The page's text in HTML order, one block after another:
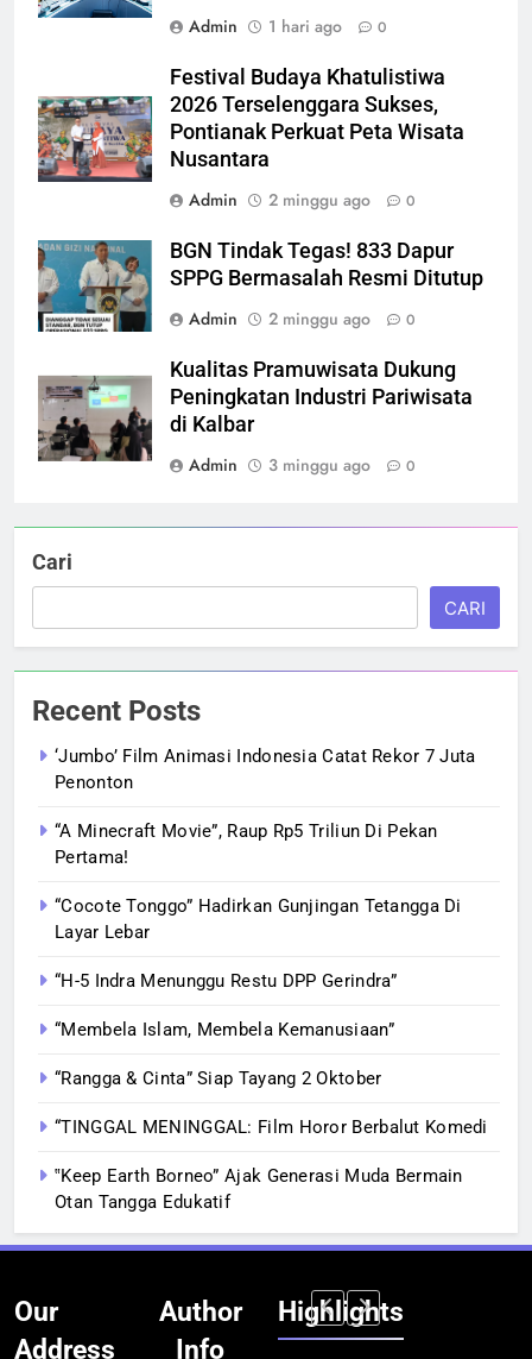
Admin
1 hari ago 0
Festival Budaya Khatulistiwa
2026 Terselenggara Sukses,
Pontianak Perkuat Peta Wisata
Nusantara
Admin
2 minggu ago 0
BGN Tindak Tegas! 833 Dapur
SPPG Bermasalah Resmi Ditutup
Admin
2 minggu ago 0
Kualitas Pramuwisata Dukung
Peningkatan Industri Pariwisata
di Kalbar
Admin
3 minggu ago 0
Cari
CARI
Recent Posts
‘Jumbo’ Film Animasi Indonesia Catat Rekor 7 Juta
Penonton
“A Minecraft Movie”, Raup Rp5 Triliun Di Pekan
Pertama!
“Cocote Tonggo” Hadirkan Gunjingan Tetangga Di
Layar Lebar
“H-5 Indra Menunggu Restu DPP Gerindra”
“Membela Islam, Membela Kemanusiaan”
“Rangga & Cinta” Siap Tayang 2 Oktober
“TINGGAL MENINGGAL: Film Horor Berbalut Komedi
‟Keep Earth Borneo” Ajak Generasi Muda Bermain
Otan Tangga Edukatif
Our
Address
Author
Info
Highlights